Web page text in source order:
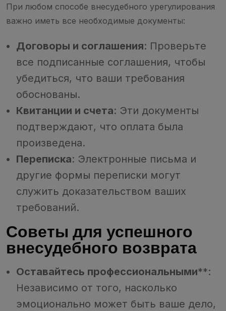
При любом способе внесудебного урегулирования
важно иметь все необходимые документы:
Договоры и соглашения: Проверьте
все подписанные соглашения, чтобы
убедиться, что ваши требования
обоснованы.
Квитанции и счета: Эти документы
подтверждают, что оплата была
произведена.
Переписка: Электронные письма и
другие формы переписки могут
служить доказательством ваших
требований.
Советы для успешного
внесудебного возврата
Оставайтесь профессиональными**:
Независимо от того, насколько
эмоционально может быть ваше дело,